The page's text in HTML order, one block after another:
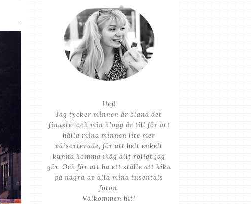
Hej!
Jag tycker minnen är bland det
finaste, och min blogg är till för att
hålla mina minnen lite mer
välsorterade, för att helt enkelt
kunna komma ihåg allt roligt jag
gör. Och för att ha ett ställe att kika
på några av alla mina tusentals
foton.
Välkommen hit!